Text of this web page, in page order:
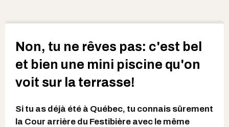
Non, tu ne rêves pas: c'est bel
et bien une mini piscine qu'on
voit sur la terrasse!
Si tu as déjà été à Québec, tu connais sûrement
la Cour arrière du Festibière avec le même